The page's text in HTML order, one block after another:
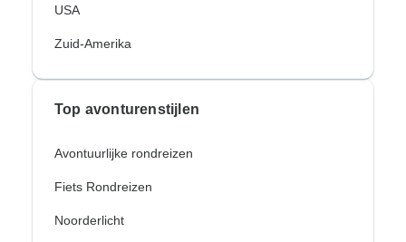
USA
Zuid-Amerika
Top avonturenstijlen
Avontuurlijke rondreizen
Fiets Rondreizen
Noorderlicht